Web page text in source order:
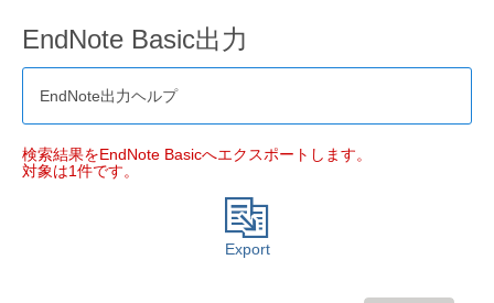
EndNote Basic出力
EndNote出力ヘルプ
検索結果をEndNote Basicへエクスポートします。
対象は1件です。
Export